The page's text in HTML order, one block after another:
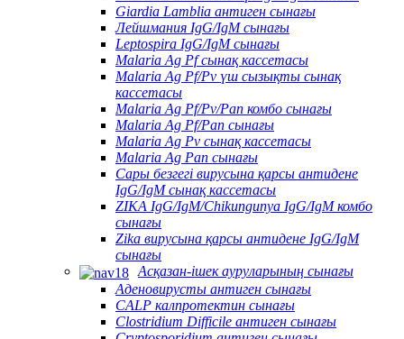
Giardia Lamblia антиген сынағы
Лейшмания IgG/IgM сынағы
Leptospira IgG/IgM сынағы
Malaria Ag Pf сынақ кассетасы
Malaria Ag Pf/Pv үш сызықты сынақ
кассетасы
Malaria Ag Pf/Pv/Pan комбо сынағы
Malaria Ag Pf/Pan сынағы
Malaria Ag Pv сынақ кассетасы
Malaria Ag Pan сынағы
Сары безгегі вирусына қарсы антидене
IgG/IgM сынақ кассетасы
ZIKA IgG/IgM/Chikungunya IgG/IgM комбо
сынағы
Zika вирусына қарсы антидене IgG/IgM
сынағы
Асқазан-ішек ауруларының сынағы
Аденовирусты антиген сынағы
CALP калпротектин сынағы
Clostridium Difficile антиген сынағы